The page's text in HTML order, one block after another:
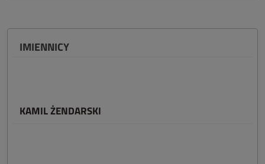
IMIENNICY
KAMIL ŻENDARSKI